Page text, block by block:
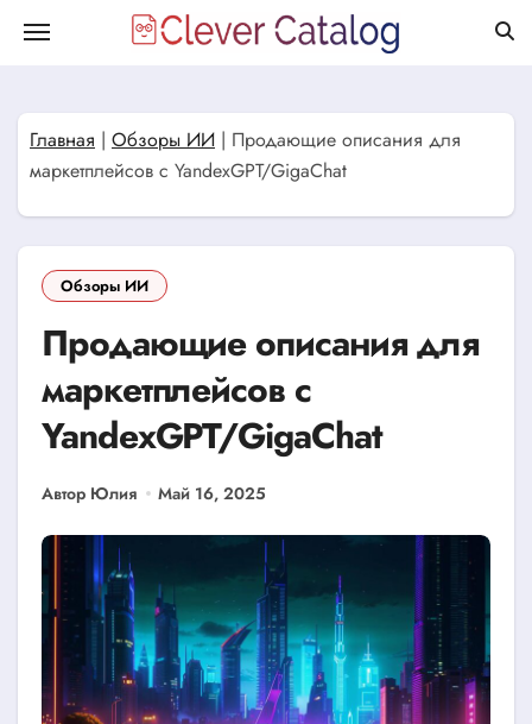
Главная | Обзоры ИИ | Продающие описания для
маркетплейсов с YandexGPT/GigaChat
Обзоры ИИ
Продающие описания для
маркетплейсов с
YandexGPT/GigaChat
Автор Юлия Май 16, 2025